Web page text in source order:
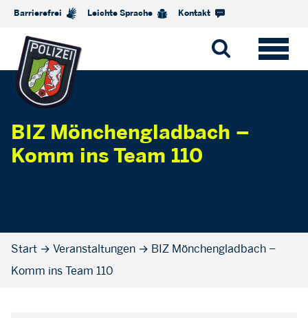
Barrierefrei Leichte Sprache Kontakt
BIZ Mönchengladbach –
Komm ins Team 110
Start → Veranstaltungen → BIZ Mönchengladbach –
Komm ins Team 110